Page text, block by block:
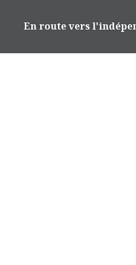
principal
En route vers